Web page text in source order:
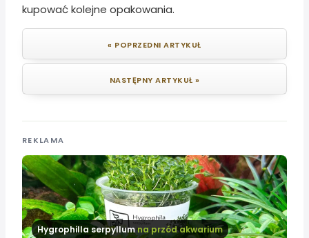
kupować kolejne opakowania.
« POPRZEDNI ARTYKUŁ
NASTĘPNY ARTYKUŁ »
REKLAMA
Hygrophilla serpyllumna przód akwarium